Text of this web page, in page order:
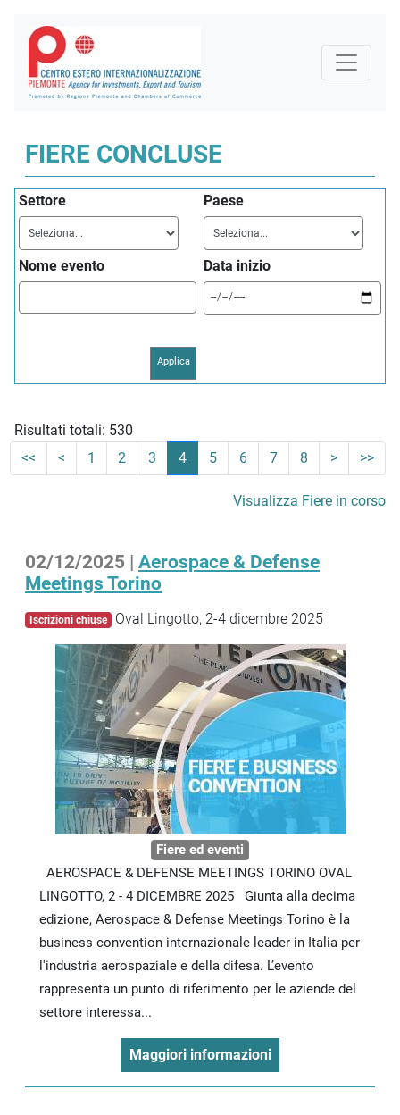
FIERE CONCLUSE
Settore Paese
Nome evento Data inizio
Risultati totali: 530
<<
< 1 2 3 4 5 6 7 8 > >>
Visualizza Fiere in corso
02/12/2025 | Aerospace & Defense
Meetings Torino
Iscrizioni chiuse Oval Lingotto, 2-4 dicembre 2025
Fiere ed eventi
AEROSPACE & DEFENSE MEETINGS TORINO OVAL
LINGOTTO, 2 - 4 DICEMBRE 2025 Giunta alla decima
edizione, Aerospace & Defense Meetings Torino è la
business convention internazionale leader in Italia per
l'industria aerospaziale e della difesa. L’evento
rappresenta un punto di riferimento per le aziende del
settore interessa...
Maggiori informazioni